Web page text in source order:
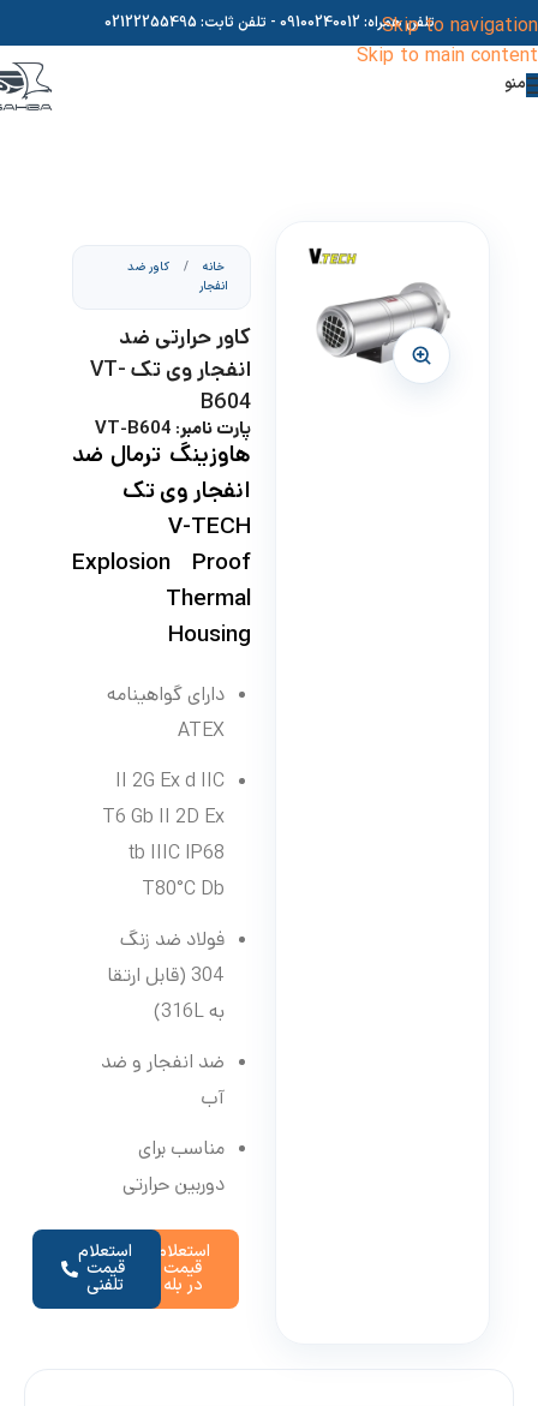
Skip to navigation
Skip to main content
تلفن همراه: 09100240012 - تلفن ثابت: 02122255495
منو
خانه /
کاور ضد
انفجار
کاور حرارتی ضد
انفجار وی تک VT-
B604
پارت نامبر: VT-B604
هاوزینگ ترمال ضد
انفجار وی تک
V-TECH
Explosion Proof
Thermal
Housing
دارای گواهینامه
ATEX
II 2G Ex d IIC
T6 Gb II 2D Ex
tb IIIC IP68
T80°C Db
فولاد ضد زنگ
304 (قابل ارتقا
به 316L)
ضد انفجار و ضد
آب
مناسب برای
دوربین حرارتی
استعلام
قیمت
در بله
استعلام
قیمت
تلفنی